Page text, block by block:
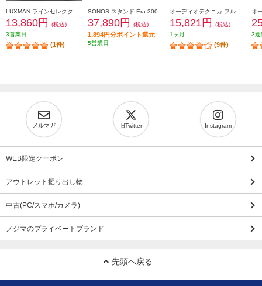
13,860円
(税込)
3営業日
(1件)
37,890円 (税込)
1,894円分ポイント還元
5営業日
15,821円
(税込)
1ヶ月
(9件)
3週
メルマガ 旧Twitter Instagram
WEB限定クーポン
アウトレット掘り出し物
中古(PC/スマホ/カメラ)
ノジマのプライベートブランド
先頭へ戻る